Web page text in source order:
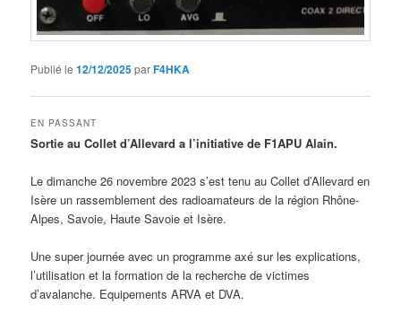
Publié le12/12/2025parF4HKA
EN PASSANT
Sortie au Collet d’Allevard a l’initiative de F1APU Alain.
Le dimanche 26 novembre 2023 s’est tenu au Collet d’Allevard en
Isère un rassemblement des radioamateurs de la région Rhône-
Alpes, Savoie, Haute Savoie et Isère.
Une super journée avec un programme axé sur les explications,
l’utilisation et la formation de la recherche de victimes
d’avalanche. Equipements ARVA et DVA.